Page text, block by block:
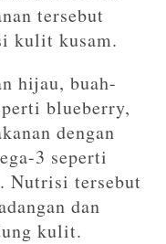
tersebut
kulit kusam.
hijau, buah-
blueberry,
dengan
3 seperti
Nutrisi tersebut
dan
kulit.